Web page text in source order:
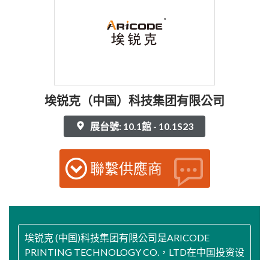
埃锐克（中国）科技集团有限公司
展台號: 10.1館 - 10.1S23
聯繫供應商
埃锐克 (中国)科技集团有限公司是ARICODE
PRINTING TECHNOLOGY CO.，LTD在中国投资设